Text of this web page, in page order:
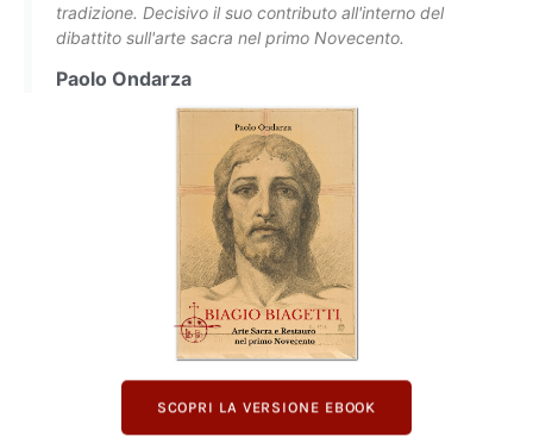
tradizione. Decisivo il suo contributo all'interno del
dibattito sull'arte sacra nel primo Novecento.
Paolo Ondarza
SCOPRI LA VERSIONE EBOOK